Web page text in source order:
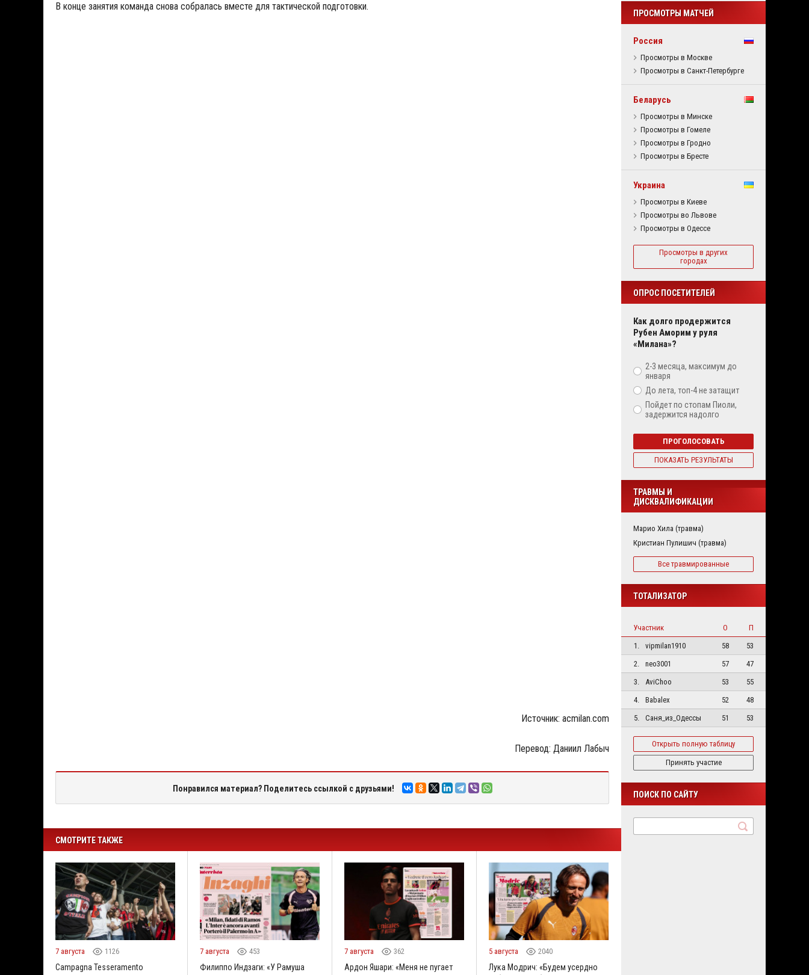
В конце занятия команда снова собралась вместе для тактической подготовки.
Источник: acmilan.com
Перевод: Даниил Лабыч
Понравился материал? Поделитесь ссылкой с друзьями!
СМОТРИТЕ ТАКЖЕ
7 августа 1126
Campagna Tesseramento
7 августа 453
Филиппо Индзаги: «У Рамуша
7 августа 362
Ардон Яшари: «Меня не пугает
5 августа 2040
Лука Модрич: «Будем усердно
ПРОСМОТРЫ МАТЧЕЙ
Россия
Просмотры в Москве
Просмотры в Санкт-Петербурге
Беларусь
Просмотры в Минске
Просмотры в Гомеле
Просмотры в Гродно
Просмотры в Бресте
Украина
Просмотры в Киеве
Просмотры во Львове
Просмотры в Одессе
Просмотры в других
городах
ОПРОС ПОСЕТИТЕЛЕЙ
Как долго продержится
Рубен Аморим у руля
«Милана»?
2-3 месяца, максимум до
января
До лета, топ-4 не затащит
Пойдет по стопам Пиоли,
задержится надолго
ПРОГОЛОСОВАТЬ
ПОКАЗАТЬ РЕЗУЛЬТАТЫ
ТРАВМЫ И
ДИСКВАЛИФИКАЦИИ
Марио Хила (травма)
Кристиан Пулишич (травма)
Все травмированные
ТОТАЛИЗАТОР
Участник О
П
1.
vipmilan1910 58
53
2.
neo3001 57
47
3.
AviChoo 53
55
4.
Babalex 52
48
5.
Саня_из_Одессы 51 53
Открыть полную таблицу
Принять участие
ПОИСК ПО САЙТУ